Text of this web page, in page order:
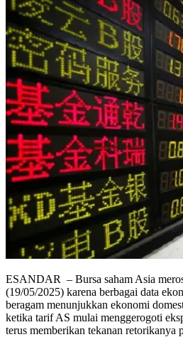
ESANDAR – Bursa saham Asia
(19/05/2025) karena berbagai data
beragam menunjukkan ekonomi
ketika tarif AS mulai menggerogoti
terus memberikan tekanan retorikanya